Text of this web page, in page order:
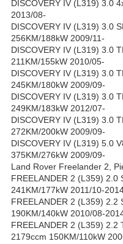
DISCOVERY IV (L319) 3.0
2013/08-
DISCOVERY IV (L319) 3.0
256KM/188kW 2009/11-
DISCOVERY IV (L319) 3.0
211KM/155kW 2010/05-
DISCOVERY IV (L319) 3.0
245KM/180kW 2009/09-
DISCOVERY IV (L319) 3.0
249KM/183kW 2012/07-
DISCOVERY IV (L319) 3.0
272KM/200kW 2009/09-
DISCOVERY IV (L319) 5.0
375KM/276kW 2009/09-
Land Rover Freelander 2,
FREELANDER 2 (L359) 2.0
241KM/177kW 2011/10-
FREELANDER 2 (L359) 2.2
190KM/140kW 2010/08-
FREELANDER 2 (L359) 2.2
2179ccm 150KM/110kW